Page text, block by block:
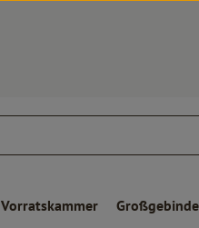
Vorratskammer Großgebinde